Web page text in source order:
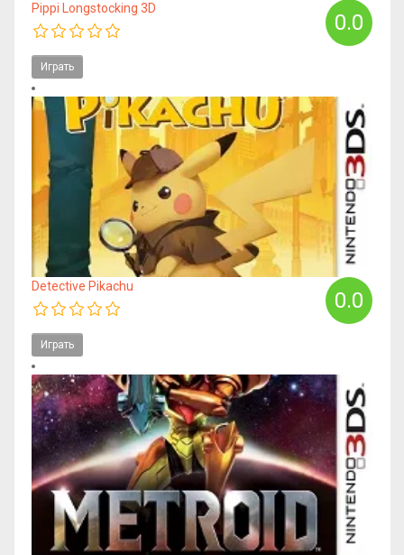
0.0
Pippi Longstocking 3D
Играть
0.0
Detective Pikachu
Играть